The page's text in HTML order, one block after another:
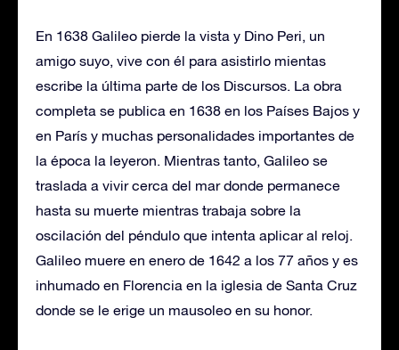
En 1638 Galileo pierde la vista y Dino Peri, un
amigo suyo, vive con él para asistirlo mientas
escribe la última parte de los Discursos. La obra
completa se publica en 1638 en los Países Bajos y
en París y muchas personalidades importantes de
la época la leyeron. Mientras tanto, Galileo se
traslada a vivir cerca del mar donde permanece
hasta su muerte mientras trabaja sobre la
oscilación del péndulo que intenta aplicar al reloj.
Galileo muere en enero de 1642 a los 77 años y es
inhumado en Florencia en la iglesia de Santa Cruz
donde se le erige un mausoleo en su honor.